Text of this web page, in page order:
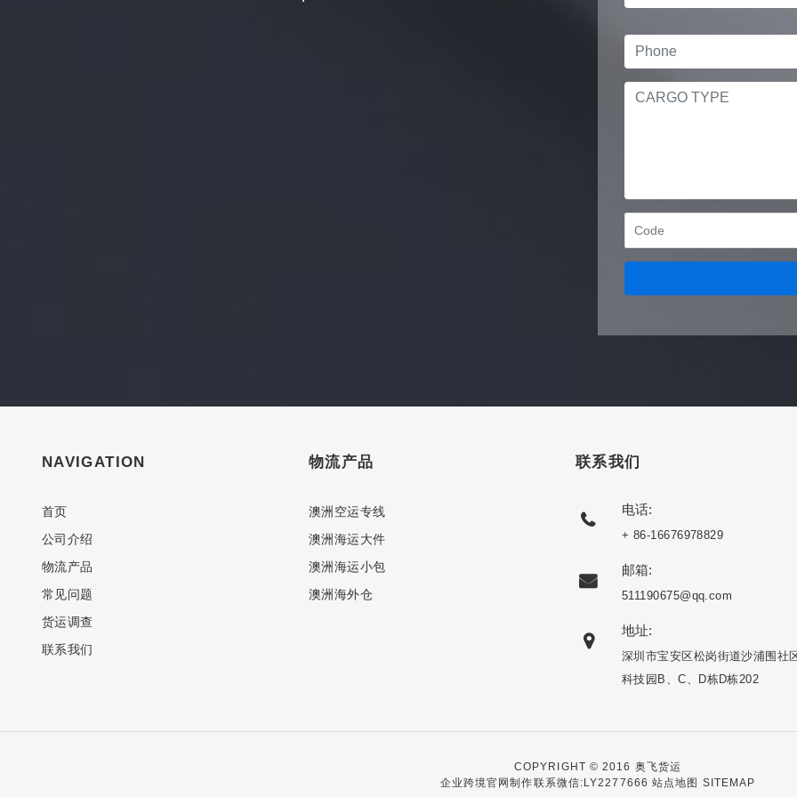
NAVIGATION
首页
公司介绍
物流产品
常见问题
货运调查
联系我们
物流产品
澳洲空运专线
澳洲海运大件
澳洲海运小包
澳洲海外仓
联系我们
电话:
+ 86-16676978829
邮箱:
511190675@qq.com
地址:
深圳市宝安区松岗街道沙浦围社
科技园B、C、D栋D栋202
COPYRIGHT © 2016 奥飞货运
企业跨境官网制作联系微信:LY2277666站点地图 SITEMAP